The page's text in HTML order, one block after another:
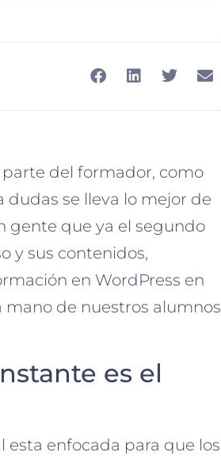
del formador, como
se lleva lo mejor de
gente que ya el segundo
y sus contenidos,
en WordPress en
mano de nuestros alumnos
es el
enfocada para que los